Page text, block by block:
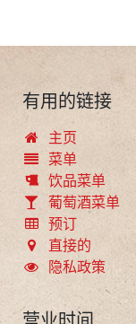
有用的链接
主页
菜单
饮品菜单
葡萄酒菜单
预订
直接的
隐私政策